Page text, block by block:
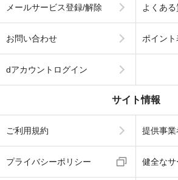
メールサービス登録/解除 よくある
お問い合わせ ポイン
dアカウントログイン
サイト情報
ご利用規約 提供事
プライバシーポリシー 健全な